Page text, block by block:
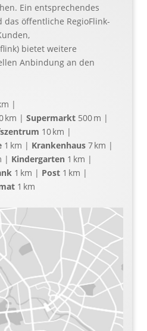
Ein entsprechendes
das öffentliche RegioFlink-
bietet weitere
Anbindung an den
|
km | Supermarkt 500 m |
10 km |
1 km | Krankenhaus 7 km |
| Kindergarten 1 km |
1 km | Post 1 km |
1 km